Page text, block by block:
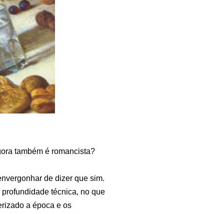
também é romancista?
de dizer que sim.
técnica, no que
a época e os